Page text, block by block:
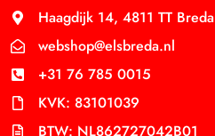
Haagdijk 14, 4811 TT Breda
webshop@elsbreda.nl
+31 76 785 0015
KVK: 83101039
BTW: NL862727042B01